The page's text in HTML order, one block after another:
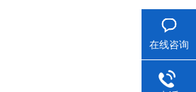
在线咨询